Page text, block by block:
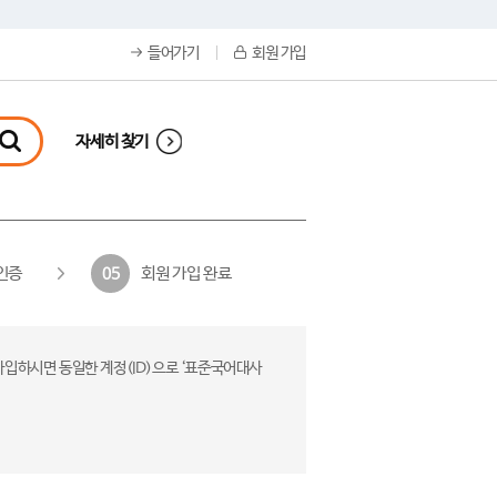
들어가기 회원 가입
자세히 찾기
증 05 회원 가입 완료
하시면 동일한 계정(ID)으로 ‘표준국어대사